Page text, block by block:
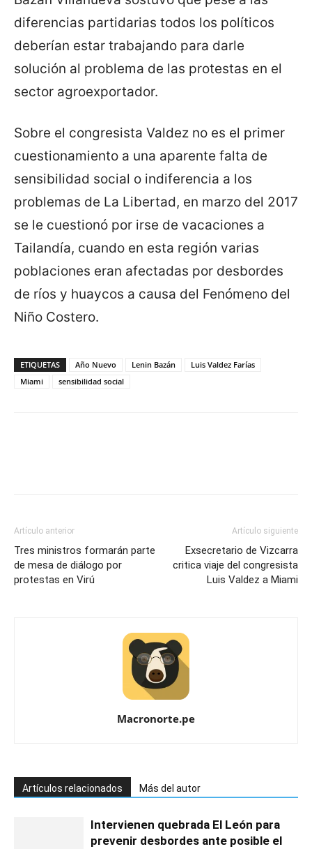
diferencias partidarias todos los políticos
deberían estar trabajando para darle
solución al problema de las protestas en el
sector agroexportador.
Sobre el congresista Valdez no es el primer
cuestionamiento a una aparente falta de
sensibilidad social o indiferencia a los
problemas de La Libertad, en marzo del 2017
se le cuestionó por irse de vacaciones a
Tailandía, cuando en esta región varias
poblaciones eran afectadas por desbordes
de ríos y huaycos a causa del Fenómeno del
Niño Costero.
ETIQUETAS Año Nuevo Lenin Bazán
Luis Valdez Farías
Miami
sensibilidad social
Artículo anterior
Tres ministros formarán parte
de mesa de diálogo por
protestas en Virú
Artículo siguiente
Exsecretario de Vizcarra
critica viaje del congresista
Luis Valdez a Miami
Macronorte.pe
Artículos relacionados Más del autor
Intervienen quebrada El León para
prevenir desbordes ante posible el